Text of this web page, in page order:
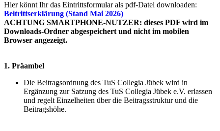
Hier könnt Ihr das Eintrittsformular als pdf-Datei downloaden:
Beitrittserklärung (Stand Mai 2026)
ACHTUNG SMARTPHONE-NUTZER: dieses PDF wird im
Downloads-Ordner abgespeichert und nicht im mobilen
Browser angezeigt.
1. Präambel
Die Beitragsordnung des TuS Collegia Jübek wird in
Ergänzung zur Satzung des TuS Collegia Jübek e.V. erlassen
und regelt Einzelheiten über die Beitragsstruktur und die
Beitragshöhe.